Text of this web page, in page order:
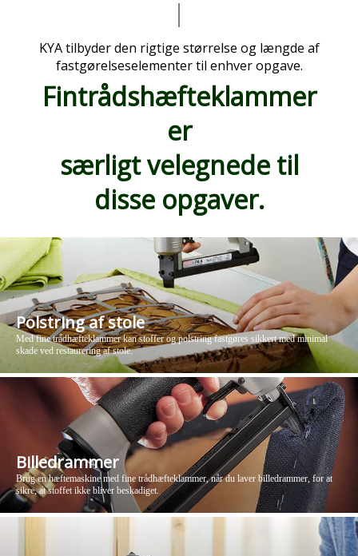
KYA tilbyder den rigtige størrelse og længde af
fastgørelseselementer til enhver opgave.
Fintrådshæfteklammer
er
særligt velegnede til
disse opgaver.
Polstring af stole
Med fine trådhæfteklammer kan stoffer og polstring fastgøres sikkert med minimal
skade ved restaurering af stole.
Billedrammer
Brug en hæftemaskine med fine trådhæfteklammer, når du laver billedrammer, for at
sikre, at stoffet ikke bliver beskadiget.